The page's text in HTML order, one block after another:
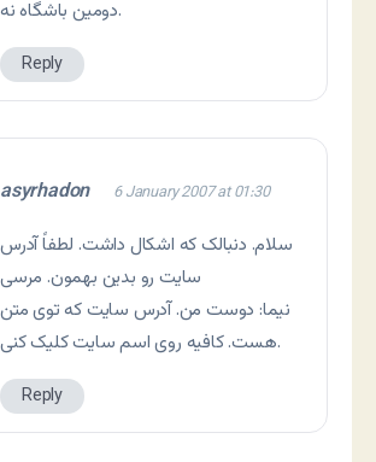
دومين باشگاه نه.
Reply
asyrhadon 6 January 2007 at 01:30
سلام. دنبالک که اشکال داشت. لطفاً آدرس
سايت رو بدين بهمون. مرسی
نيما: دوست من. آدرس سايت که توی متن
هست. کافيه روی اسم سايت کليک کنی.
Reply